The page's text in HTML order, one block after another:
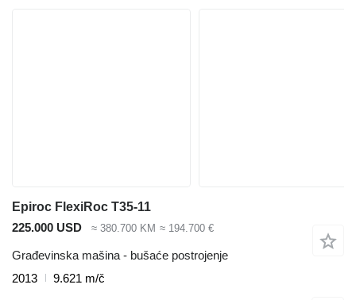
Epiroc FlexiRoc T35-11
225.000 USD
≈ 380.700 KM ≈ 194.700 €
Građevinska mašina - bušaće postrojenje
2013
9.621 m/č